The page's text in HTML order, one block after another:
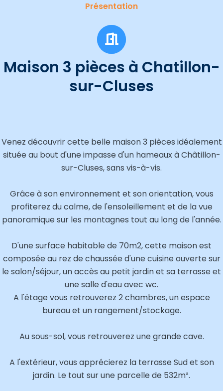
Présentation
Maison 3 pièces à Chatillon-
sur-Cluses
Venez découvrir cette belle maison 3 pièces idéalement
située au bout d'une impasse d'un hameaux à Châtillon-
sur-Cluses, sans vis-à-vis.
Grâce à son environnement et son orientation, vous
profiterez du calme, de l'ensoleillement et de la vue
panoramique sur les montagnes tout au long de l'année.
D'une surface habitable de 70m2, cette maison est
composée au rez de chaussée d'une cuisine ouverte sur
le salon/séjour, un accès au petit jardin et sa terrasse et
une salle d'eau avec wc.
A l'étage vous retrouverez 2 chambres, un espace
bureau et un rangement/stockage.
Au sous-sol, vous retrouverez une grande cave.
A l'extérieur, vous apprécierez la terrasse Sud et son
jardin. Le tout sur une parcelle de 532m².